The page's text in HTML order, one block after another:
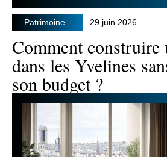
Patrimoine 29 juin 2026
Comment construire
dans les Yvelines
son budget ?